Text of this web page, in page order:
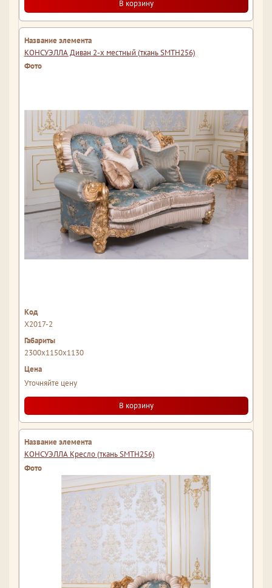
В корзину
КОНСУЭЛЛА Диван 2-х местный (ткань SMTH256)
Х2017-2
2300x1150x1130
Уточняйте цену
В корзину
КОНСУЭЛЛА Кресло (ткань SMTH256)